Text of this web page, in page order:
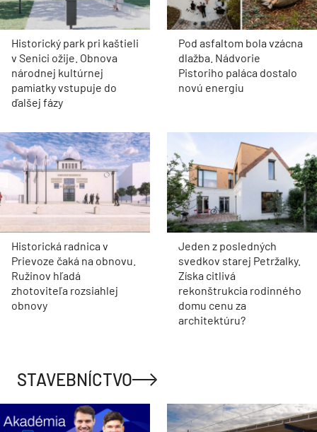
Historický park pri kaštieli
v Senici ožije. Obnova
národnej kultúrnej
pamiatky vstupuje do
ďalšej fázy
Pod asfaltom bola vzácna
dlažba. Nádvorie
Pistoriho paláca dostalo
novú energiu
Historická radnica v
Prievoze čaká na obnovu.
Ružinov hľadá
zhotoviteľa rozsiahlej
obnovy
Jeden z posledných
svedkov starej Petržalky.
Získa citlivá
rekonštrukcia rodinného
domu cenu za
architektúru?
STAVEBNÍCTVO